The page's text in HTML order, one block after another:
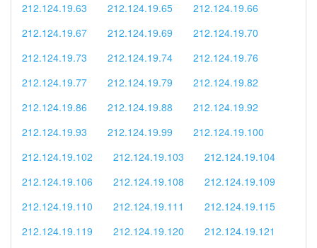
212.124.19.63
212.124.19.65
212.124.19.66
212.124.19.67
212.124.19.69
212.124.19.70
212.124.19.73
212.124.19.74
212.124.19.76
212.124.19.77
212.124.19.79
212.124.19.82
212.124.19.86
212.124.19.88
212.124.19.92
212.124.19.93
212.124.19.99
212.124.19.100
212.124.19.102
212.124.19.103
212.124.19.104
212.124.19.106
212.124.19.108
212.124.19.109
212.124.19.110
212.124.19.111
212.124.19.115
212.124.19.119
212.124.19.120
212.124.19.121